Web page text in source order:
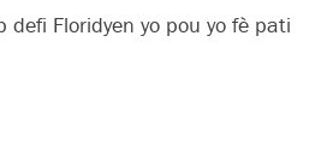
Floridyen yo pou yo fè pati